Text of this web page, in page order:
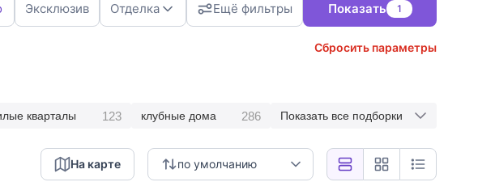
Эксклюзив Отделка Ещё фильтры Показать 1
Сбросить параметры
кварталы 123 клубные дома 286 Показать все подборки
по умолчанию
На карте